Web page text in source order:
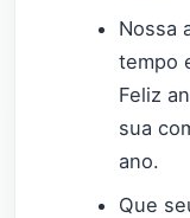
Nossa
tempo
Feliz
sua
ano.
Que